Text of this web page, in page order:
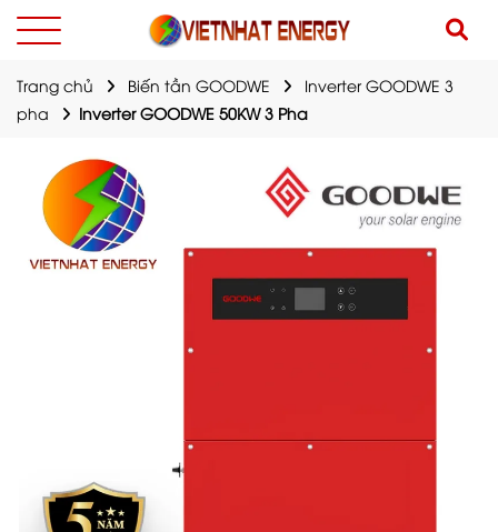
Trang chủ Biến tần GOODWE
Inverter GOODWE 3
pha
Inverter GOODWE 50KW 3 Pha